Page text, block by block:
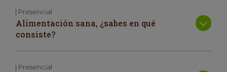
| Presencial
Alimentación sana, ¿sabes en qué
consiste?
| Presencial